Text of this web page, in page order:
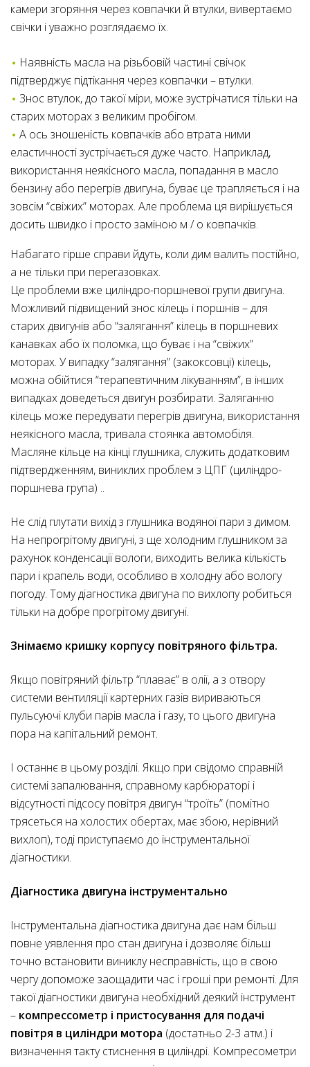
камери згоряння через ковпачки й втулки, вивертаємо
свічки і уважно розглядаємо їх.
Наявність масла на різьбовій частині свічок
підтверджує підтікання через ковпачки – втулки.
Знос втулок, до такої міри, може зустрічатися тільки на
старих моторах з великим пробігом.
А ось зношеність ковпачків або втрата ними
еластичності зустрічається дуже часто. Наприклад,
використання неякісного масла, попадання в масло
бензину або перегрів двигуна, буває це трапляється і на
зовсім “свіжих” моторах. Але проблема ця вирішується
досить швидко і просто заміною м / о ковпачків.
Набагато гірше справи йдуть, коли дим валить постійно,
а не тільки при перегазовках.
Це проблеми вже циліндро-поршневої групи двигуна.
Можливий підвищений знос кілець і поршнів – для
старих двигунів або “залягання” кілець в поршневих
канавках або їх поломка, що буває і на “свіжих”
моторах. У випадку “залягання” (закоксовці) кілець,
можна обійтися “терапевтичним лікуванням”, в інших
випадках доведеться двигун розбирати. Заляганню
кілець може передувати перегрів двигуна, використання
неякісного масла, тривала стоянка автомобіля.
Масляне кільце на кінці глушника, служить додатковим
підтвердженням, виниклих проблем з ЦПГ (циліндро-
поршнева група) ..
Не слід плутати вихід з глушника водяної пари з димом.
На непрогрітому двигуні, з ще холодним глушником за
рахунок конденсації вологи, виходить велика кількість
пари і крапель води, особливо в холодну або вологу
погоду. Тому діагностика двигуна по вихлопу робиться
тільки на добре прогрітому двигуні.
Знімаємо кришку корпусу повітряного фільтра.
Якщо повітряний фільтр “плаває” в олії, а з отвору
системи вентиляції картерних газів вириваються
пульсуючі клуби парів масла і газу, то цього двигуна
пора на капітальний ремонт.
І останнє в цьому розділі. Якщо при свідомо справній
системі запалювання, справному карбюраторі і
відсутності підсосу повітря двигун “троїть” (помітно
трясеться на холостих обертах, має збою, нерівний
вихлоп), тоді приступаємо до інструментальної
діагностики.
Діагностика двигуна інструментально
Інструментальна діагностика двигуна дає нам більш
повне уявлення про стан двигуна і дозволяє більш
точно встановити виниклу несправність, що в свою
чергу допоможе заощадити час і гроші при ремонті. Для
такої діагностики двигуна необхідний деякий інструмент
– компрессометр і пристосування для подачі
повітря в циліндри мотора (достатньо 2-3 атм.) і
визначення такту стиснення в циліндрі. Компресометри